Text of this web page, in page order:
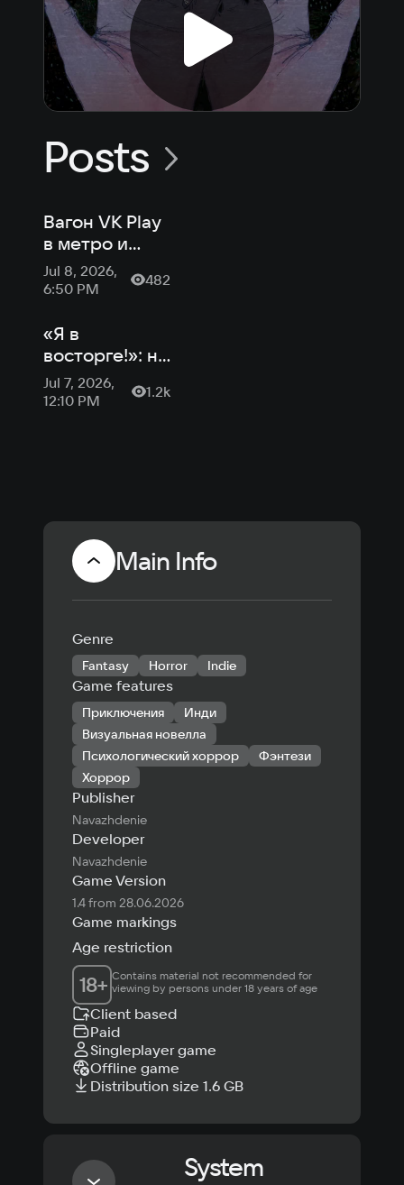
Posts
Вагон VK Play
в метро и
«Нейробаюн»:
новости
индустрии от
VK Play
Jul 8, 2026,
6:50 PM
482
«Я в
восторге!»: на
VK Play вышла
новелла
Jul 7, 2026,
12:10 PM
1.2k
Main Info
Genre
Fantasy Horror Indie
Game features
Приключения
Инди
Визуальная новелла
Психологический хоррор
Фэнтези
Хоррор
Publisher
Navazhdenie
Developer
Navazhdenie
Game Version
1.4 from 28.06.2026
Game markings
Age restriction
18+ Contains material not recommended for
viewing by persons under 18 years of age
Client based
Paid
Singleplayer game
Offline game
Distribution size 1.6 GB
System